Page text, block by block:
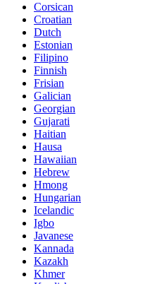
Corsican
Croatian
Dutch
Estonian
Filipino
Finnish
Frisian
Galician
Georgian
Gujarati
Haitian
Hausa
Hawaiian
Hebrew
Hmong
Hungarian
Icelandic
Igbo
Javanese
Kannada
Kazakh
Khmer